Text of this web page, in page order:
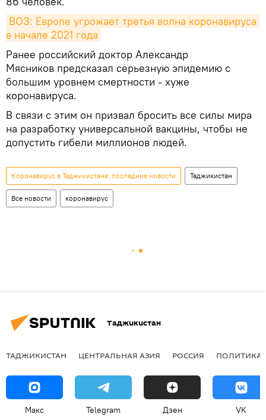
ВОЗ: Европе угрожает третья волна коронавируса
в начале 2021 года
Ранее российский доктор Александр
Мясников предсказал серьезную эпидемию с
большим уровнем смертности - хуже
коронавируса.
В связи с этим он призвал бросить все силы мира
на разработку универсальной вакцины, чтобы не
допустить гибели миллионов людей.
Коронавирус в Таджикистане: последние новости Таджикистан
Все новости коронавирус
Таджикистан
ТАДЖИКИСТАН ЦЕНТРАЛЬНАЯ АЗИЯ РОССИЯ ПОЛИТИКА
Макс Telegram Дзен VK